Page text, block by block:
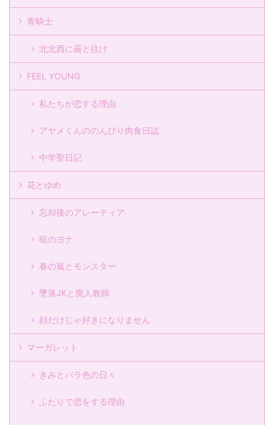
青騎士
北北西に曇と往け
FEEL YOUNG
私たちが恋する理由
アヤメくんののんびり肉食日誌
中学聖日記
花とゆめ
忘却後のアレーティア
暁のヨナ
春の嵐とモンスター
墜落JKと廃人教師
顔だけじゃ好きになりません
マーガレット
きみとバラ色の日々
ふたりで恋をする理由